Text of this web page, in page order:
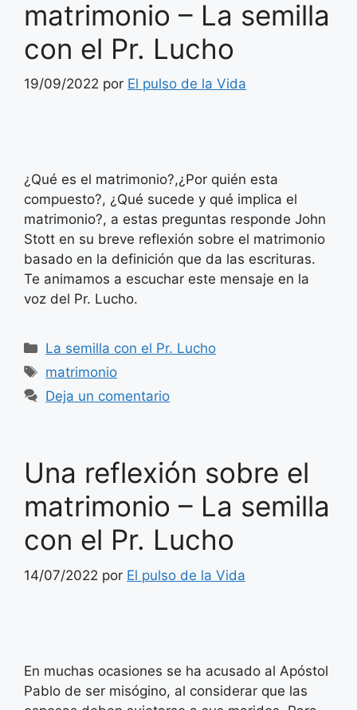
matrimonio – La semilla
con el Pr. Lucho
19/09/2022 por El pulso de la Vida
¿Qué es el matrimonio?,¿Por quién esta
compuesto?, ¿Qué sucede y qué implica el
matrimonio?, a estas preguntas responde John
Stott en su breve reflexión sobre el matrimonio
basado en la definición que da las escrituras.
Te animamos a escuchar este mensaje en la
voz del Pr. Lucho.
Categorías
La semilla con el Pr. Lucho
Etiquetas
matrimonio
Deja un comentario
Una reflexión sobre el
matrimonio – La semilla
con el Pr. Lucho
14/07/2022 por El pulso de la Vida
En muchas ocasiones se ha acusado al Apóstol
Pablo de ser misógino, al considerar que las